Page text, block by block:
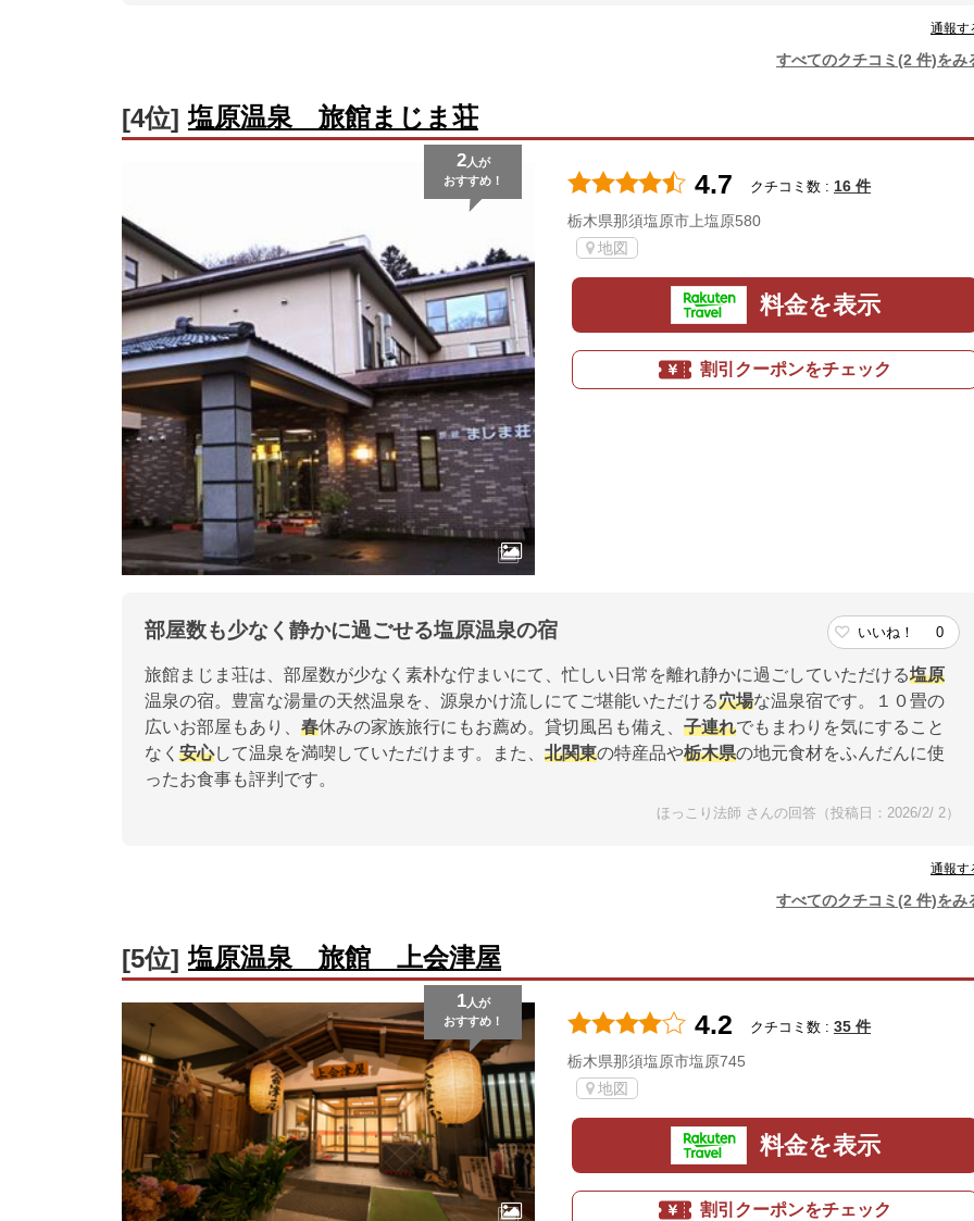
通報す
すべてのクチコミ(2 件)をみ
[4位] 塩原温泉 旅館まじま荘
2人が
おすすめ！
4.7 クチコミ数 : 16 件
栃木県那須塩原市上塩原580
地図
料金を表示
割引クーポンをチェック
部屋数も少なく静かに過ごせる塩原温泉の宿 いいね！ 0
旅館まじま荘は、部屋数が少なく素朴な佇まいにて、忙しい日常を離れ静かに過ごしていただける塩原
温泉の宿。豊富な湯量の天然温泉を、源泉かけ流しにてご堪能いただける穴場な温泉宿です。１０畳の
広いお部屋もあり、 春休みの家族旅行にもお薦め。貸切風呂も備え、 子連れでもまわりを気にすること
なく 安心して温泉を満喫していただけます。また、 北関東の特産品や栃木県の地元食材をふんだんに使
ったお食事も評判です。
ほっこり法師 さんの回答（投稿日：2026/2/ 2）
通報す
すべてのクチコミ(2 件)をみ
[5位] 塩原温泉 旅館 上会津屋
1人が
おすすめ！
4.2 クチコミ数 : 35 件
栃木県那須塩原市塩原745
地図
料金を表示
割引クーポンをチェック